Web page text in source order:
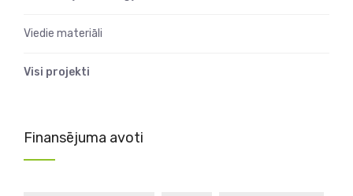
Viedie materiāli
Visi projekti
Finansējuma avoti